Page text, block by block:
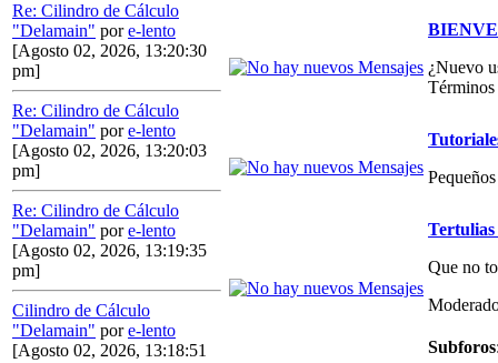
Re: Cilindro de Cálculo
"Delamain" pore-lento
[Agosto 02, 2026, 13:20:30
pm]
Re: Cilindro de Cálculo
"Delamain" pore-lento
[Agosto 02, 2026, 13:20:03
pm]
Re: Cilindro de Cálculo
"Delamain" pore-lento
[Agosto 02, 2026, 13:19:35
pm]
Cilindro de Cálculo
"Delamain" pore-lento
[Agosto 02, 2026, 13:18:51
¿Nuevo
Que no
Subforos